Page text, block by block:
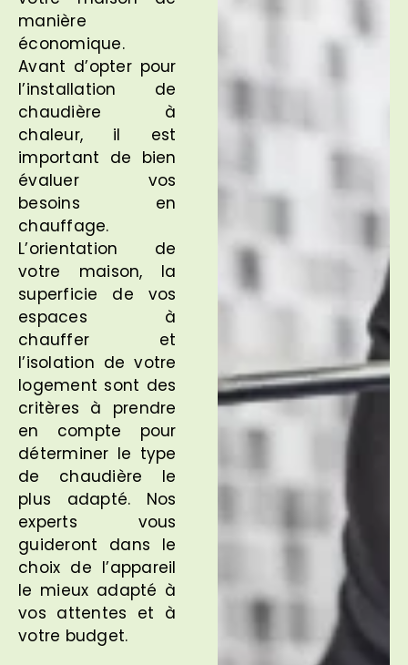
manière
économique.
Avant d’opter pour
l’installation de
chaudière à
chaleur, il est
important de bien
évaluer vos
besoins en
chauffage.
L’orientation de
votre maison, la
superficie de vos
espaces à
chauffer et
l’isolation de votre
logement sont des
critères à prendre
en compte pour
déterminer le type
de chaudière le
plus adapté. Nos
experts vous
guideront dans le
choix de l’appareil
le mieux adapté à
vos attentes et à
votre budget.